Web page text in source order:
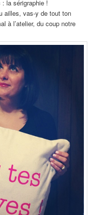
la sérigraphie !
ailles, vas-y de tout ton
à l’atelier, du coup notre